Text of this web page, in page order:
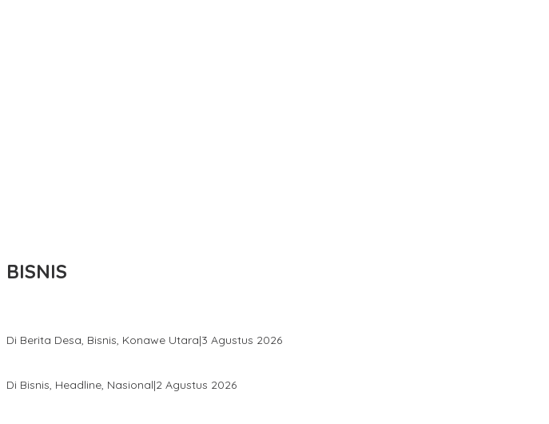
BISNIS
Di Berita Desa, Bisnis, Konawe Utara|3 Agustus 2026
Di Bisnis, Headline, Nasional|2 Agustus 2026